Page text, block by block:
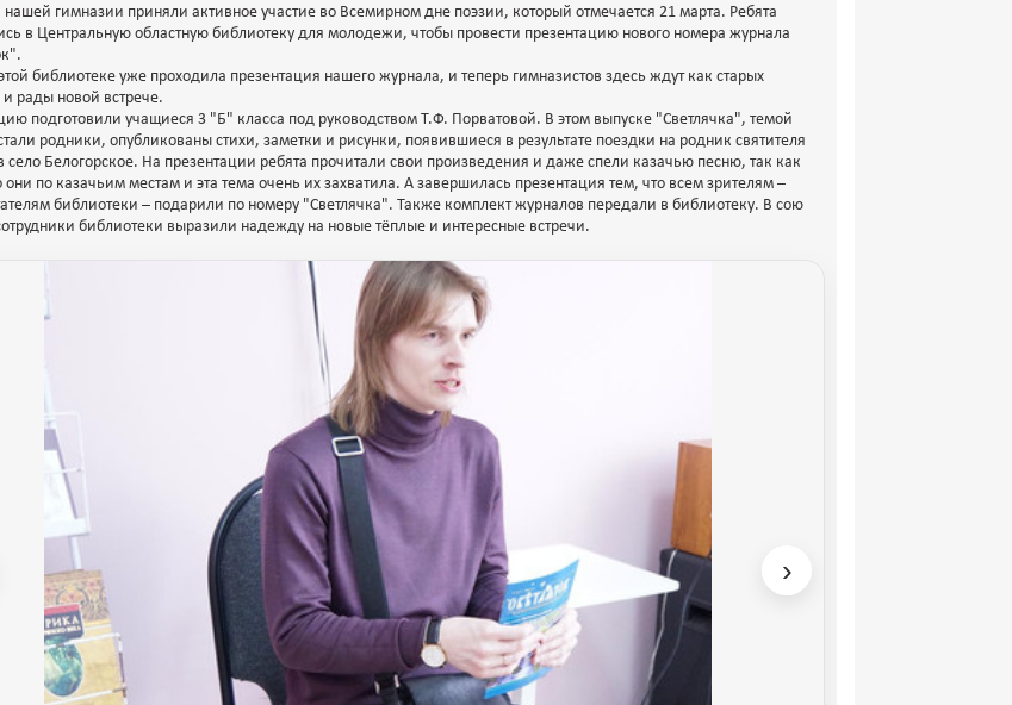
гимназии приняли активное участие во Всемирном дне поэзии, который отмечается 21 марта. Ребята
в Центральную областную библиотеку для молодежи, чтобы провести презентацию нового номера журнала
библиотеке уже проходила презентация нашего журнала, и теперь гимназистов здесь ждут как старых
рады новой встрече.
подготовили учащиеся 3 "Б" класса под руководством Т.Ф. Порватовой. В этом выпуске "Светлячка", темой
родники, опубликованы стихи, заметки и рисунки, появившиеся в результате поездки на родник святителя
село Белогорское. На презентации ребята прочитали свои произведения и даже спели казачью песню, так как
они по казачьим местам и эта тема очень их захватила. А завершилась презентация тем, что всем зрителям –
библиотеки – подарили по номеру "Светлячка". Также комплект журналов передали в библиотеку. В сою
библиотеки выразили надежду на новые тёплые и интересные встречи.
›